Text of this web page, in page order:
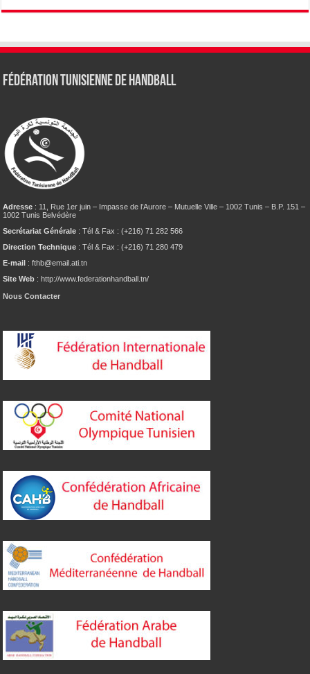
Fédération tunisienne de Handball
Adresse : 11, Rue 1er juin – Impasse de l’Aurore – Mutuelle Ville – 1002 Tunis – B.P. 151 –
1002 Tunis Belvédère
Secrétariat Générale : Tél & Fax : (+216) 71 282 566
Direction Technique : Tél & Fax : (+216) 71 280 479
E-mail : fthb@email.ati.tn
Site Web : http://www.federationhandball.tn/
Nous Contacter